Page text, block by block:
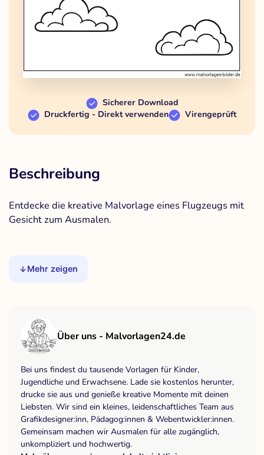
Sicherer Download
Druckfertig - Direkt verwenden
Virengeprüft
Beschreibung
Entdecke die kreative Malvorlage eines Flugzeugs mit
Gesicht zum Ausmalen.
Mehr zeigen
Über uns - Malvorlagen24.de
Bei uns findest du tausende Vorlagen für Kinder,
Jugendliche und Erwachsene. Lade sie kostenlos herunter,
drucke sie aus und genieße kreative Momente mit deinen
Liebsten. Wir sind ein kleines, leidenschaftliches Team aus
Grafikdesigner:inn, Pädagog:innen & Webentwickler:innen.
Gemeinsam machen wir Ausmalen für alle zugänglich,
unkompliziert und hochwertig.